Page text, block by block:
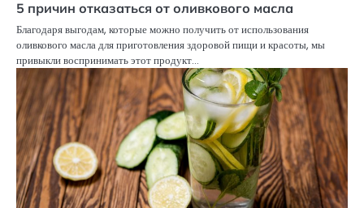
5 причин отказаться от оливкового масла
Благодаря выгодам, которые можно получить от использования
оливкового масла для приготовления здоровой пищи и красоты, мы
привыкли воспринимать этот продукт…